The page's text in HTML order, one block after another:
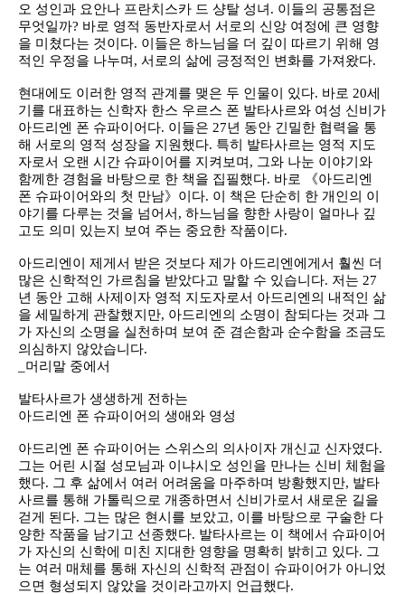
오 성인과 요안나 프란치스카 드 샹탈 성녀. 이들의 공통점은
무엇일까? 바로 영적 동반자로서 서로의 신앙 여정에 큰 영향
을 미쳤다는 것이다. 이들은 하느님을 더 깊이 따르기 위해 영
적인 우정을 나누며, 서로의 삶에 긍정적인 변화를 가져왔다.
현대에도 이러한 영적 관계를 맺은 두 인물이 있다. 바로 20세
기를 대표하는 신학자 한스 우르스 폰 발타사르와 여성 신비가
아드리엔 폰 슈파이어다. 이들은 27년 동안 긴밀한 협력을 통
해 서로의 영적 성장을 지원했다. 특히 발타사르는 영적 지도
자로서 오랜 시간 슈파이어를 지켜보며, 그와 나눈 이야기와
함께한 경험을 바탕으로 한 책을 집필했다. 바로 《아드리엔
폰 슈파이어와의 첫 만남》이다. 이 책은 단순히 한 개인의 이
야기를 다루는 것을 넘어서, 하느님을 향한 사랑이 얼마나 깊
고도 의미 있는지 보여 주는 중요한 작품이다.
아드리엔이 제게서 받은 것보다 제가 아드리엔에게서 훨씬 더
많은 신학적인 가르침을 받았다고 말할 수 있습니다. 저는 27
년 동안 고해 사제이자 영적 지도자로서 아드리엔의 내적인 삶
을 세밀하게 관찰했지만, 아드리엔의 소명이 참되다는 것과 그
가 자신의 소명을 실천하며 보여 준 겸손함과 순수함을 조금도
의심하지 않았습니다.
_머리말 중에서
발타사르가 생생하게 전하는
아드리엔 폰 슈파이어의 생애와 영성
아드리엔 폰 슈파이어는 스위스의 의사이자 개신교 신자였다.
그는 어린 시절 성모님과 이냐시오 성인을 만나는 신비 체험을
했다. 그 후 삶에서 여러 어려움을 마주하며 방황했지만, 발타
사르를 통해 가톨릭으로 개종하면서 신비가로서 새로운 길을
걷게 된다. 그는 많은 현시를 보았고, 이를 바탕으로 구술한 다
양한 작품을 남기고 선종했다. 발타사르는 이 책에서 슈파이어
가 자신의 신학에 미친 지대한 영향을 명확히 밝히고 있다. 그
는 여러 매체를 통해 자신의 신학적 관점이 슈파이어가 아니었
으면 형성되지 않았을 것이라고까지 언급했다.